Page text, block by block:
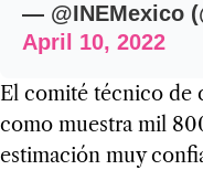
— @INEMexico
April 10, 2022
El comité técnico de
como muestra mil
estimación muy